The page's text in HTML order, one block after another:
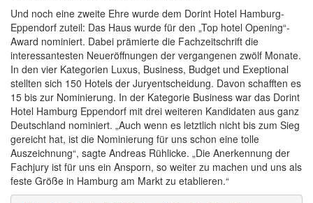
Und noch eine zweite Ehre wurde dem Dorint Hotel Hamburg-
Eppendorf zuteil: Das Haus wurde für den „Top hotel Opening“-
Award nominiert. Dabei prämierte die Fachzeitschrift die
interessantesten Neueröffnungen der vergangenen zwölf Monate.
In den vier Kategorien Luxus, Business, Budget und Exeptional
stellten sich 150 Hotels der Juryentscheidung. Davon schafften es
15 bis zur Nominierung. In der Kategorie Business war das Dorint
Hotel Hamburg Eppendorf mit drei weiteren Kandidaten aus ganz
Deutschland nominiert. „Auch wenn es letztlich nicht bis zum Sieg
gereicht hat, ist die Nominierung für uns schon eine tolle
Auszeichnung“, sagte Andreas Rühlicke. „Die Anerkennung der
Fachjury ist für uns ein Ansporn, so weiter zu machen und uns als
feste Größe in Hamburg am Markt zu etablieren.“